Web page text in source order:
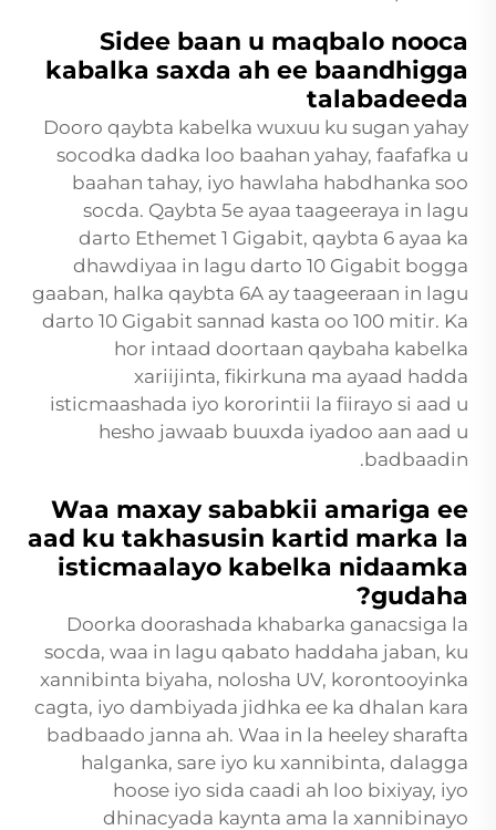
Sidee baan u maqbalo nooca
kabalka saxda ah ee baandhigga
talabadeeda
Dooro qaybta kabelka wuxuu ku sugan yahay
socodka dadka loo baahan yahay, faafafka u
baahan tahay, iyo hawlaha habdhanka soo
socda. Qaybta 5e ayaa taageeraya in lagu
darto Ethemet 1 Gigabit, qaybta 6 ayaa ka
dhawdiyaa in lagu darto 10 Gigabit bogga
gaaban, halka qaybta 6A ay taageeraan in lagu
darto 10 Gigabit sannad kasta oo 100 mitir. Ka
hor intaad doortaan qaybaha kabelka
xariijinta, fikirkuna ma ayaad hadda
isticmaashada iyo kororintii la fiirayo si aad u
hesho jawaab buuxda iyadoo aan aad u
badbaadin.
Waa maxay sababkii amariga ee
aad ku takhasusin kartid marka la
isticmaalayo kabelka nidaamka
gudaha?
Doorka doorashada khabarka ganacsiga la
socda, waa in lagu qabato haddaha jaban, ku
xannibinta biyaha, nolosha UV, korontooyinka
cagta, iyo dambiyada jidhka ee ka dhalan kara
badbaado janna ah. Waa in la heeley sharafta
halganka, sare iyo ku xannibinta, dalagga
hoose iyo sida caadi ah loo bixiyay, iyo
dhinacyada kaynta ama la xannibinayo